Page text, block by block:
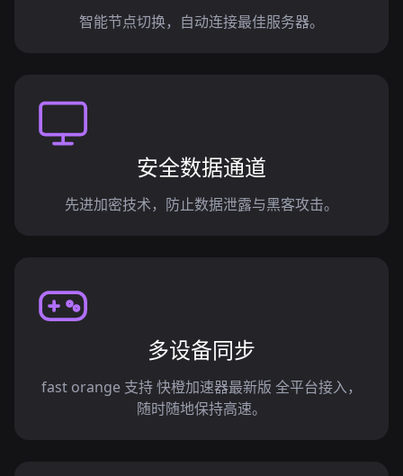
智能节点切换，自动连接最佳服务器。
安全数据通道
先进加密技术，防止数据泄露与黑客攻击。
多设备同步
fast orange 支持 快橙加速器最新版 全平台接入，
随时随地保持高速。